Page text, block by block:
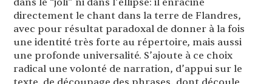
directement le chant dans la terre de Flandres,
avec pour résultat paradoxal de donner à la fois
une identité très forte au répertoire, mais aussi
une profonde universalité. S’ajoute à ce choix
radical une volonté de narration, d’appui sur le